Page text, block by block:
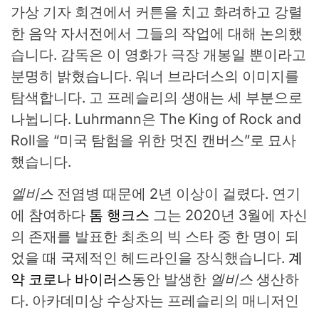
가상 기자 회견에서 커튼을 치고 화려하고 강렬
한 음악 자서전에서 그들의 작업에 대해 논의했
습니다. 감독은 이 영화가 극장 개봉일 뿐이라고
분명히 밝혔습니다. 워너 브라더스의 이미지를
탐색합니다. 고 프레슬리의 생애는 세 부분으로
나뉩니다. Luhrmann은 The King of Rock and
Roll을 “미국 탐험을 위한 멋진 캔버스”로 묘사
했습니다.
엘비스 전염병 때문에 2년 이상이 걸렸다. 연기
에 참여하다 톰 행크스 그는 2020년 3월에 자신
의 존재를 발표한 최초의 빅 스타 중 한 명이 되
었을 때 국제적인 헤드라인을 장식했습니다. 계
약 코로나 바이러스동안 발생한 엘비스 생산하
다. 아카데미상 수상자는 프레슬리의 매니저인